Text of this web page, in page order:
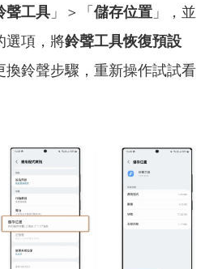
聲工具 」＞「 儲存位置 」，並
選項，將鈴聲工具恢復預設
換鈴聲步驟，重新操作試試看